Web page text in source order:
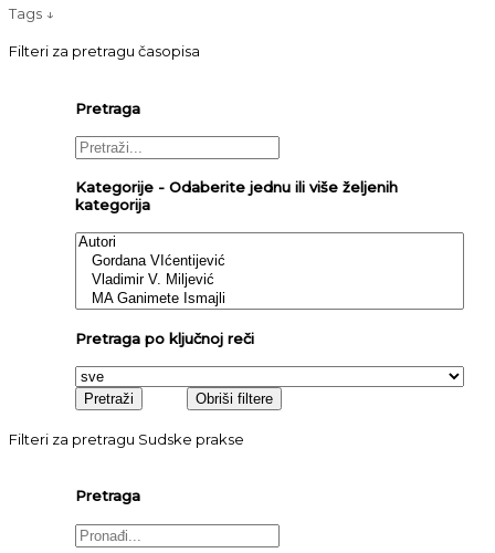
Tags ↓
Filteri za pretragu časopisa
Pretraga
Kategorije - Odaberite jednu ili više željenih
kategorija
Pretraga po ključnoj reči
Filteri za pretragu Sudske prakse
Pretraga